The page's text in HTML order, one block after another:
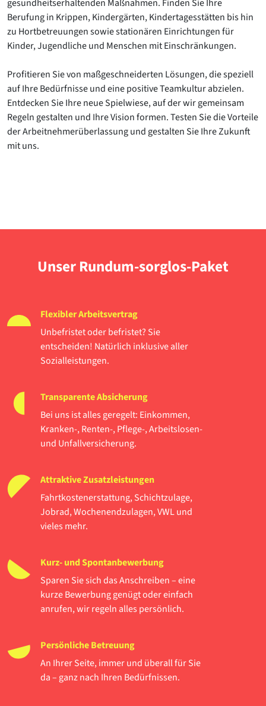
gesundheitserhaltenden Maßnahmen. Finden Sie Ihre
Berufung in Krippen, Kindergärten, Kindertagesstätten bis hin
zu Hortbetreuungen sowie stationären Einrichtungen für
Kinder, Jugendliche und Menschen mit Einschränkungen.
Profitieren Sie von maßgeschneiderten Lösungen, die speziell
auf Ihre Bedürfnisse und eine positive Teamkultur abzielen.
Entdecken Sie Ihre neue Spielwiese, auf der wir gemeinsam
Regeln gestalten und Ihre Vision formen. Testen Sie die Vorteile
der Arbeitnehmerüberlassung und gestalten Sie Ihre Zukunft
mit uns.
Unser Rundum-sorglos-Paket
Flexibler Arbeitsvertrag
Unbefristet oder befristet? Sie
entscheiden! Natürlich inklusive aller
Sozialleistungen.
Transparente Absicherung
Bei uns ist alles geregelt: Einkommen,
Kranken-, Renten-, Pflege-, Arbeitslosen-
und Unfallversicherung.
Attraktive Zusatzleistungen
Fahrtkostenerstattung, Schichtzulage,
Jobrad, Wochenendzulagen, VWL und
vieles mehr.
Kurz- und Spontanbewerbung
Sparen Sie sich das Anschreiben – eine
kurze Bewerbung genügt oder einfach
anrufen, wir regeln alles persönlich.
Persönliche Betreuung
An Ihrer Seite, immer und überall für Sie
da – ganz nach Ihren Bedürfnissen.